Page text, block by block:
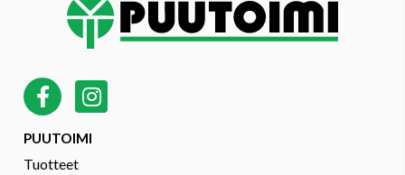
PUUTOIMI
Tuotteet